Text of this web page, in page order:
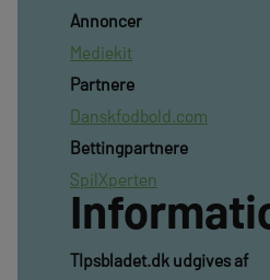
Annoncer
Mediekit
Partnere
Danskfodbold.com
Bettingpartnere
SpilXperten
TIpsbladet.dk udgives af